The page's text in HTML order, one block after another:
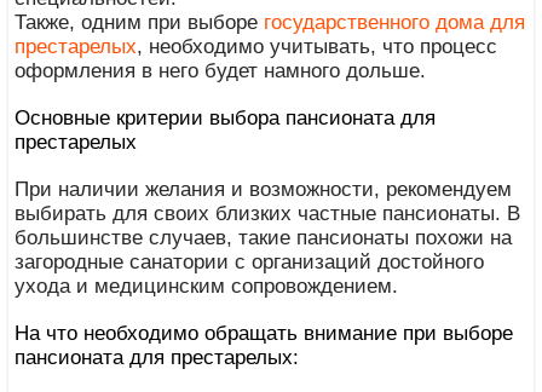
Также, одним при выборе государственного дома для
престарелых, необходимо учитывать, что процесс
оформления в него будет намного дольше.
Основные критерии выбора пансионата для
престарелых
При наличии желания и возможности, рекомендуем
выбирать для своих близких частные пансионаты. В
большинстве случаев, такие пансионаты похожи на
загородные санатории с организаций достойного
ухода и медицинским сопровождением.
На что необходимо обращать внимание при выборе
пансионата для престарелых: